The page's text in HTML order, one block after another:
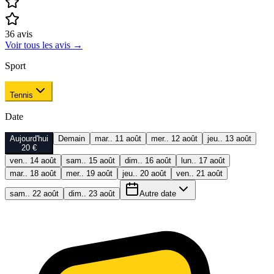
36 avis
Voir tous les avis →
Sport
Tennis
Date
Aujourd'hui
20 €
Demain mar.. 11 août mer.. 12 août jeu.. 13 août
ven.. 14 août sam.. 15 août dim.. 16 août
lun.. 17 août
mar.. 18 août
mer.. 19 août jeu.. 20 août ven.. 21 août
sam.. 22 août dim.. 23 août Autre date